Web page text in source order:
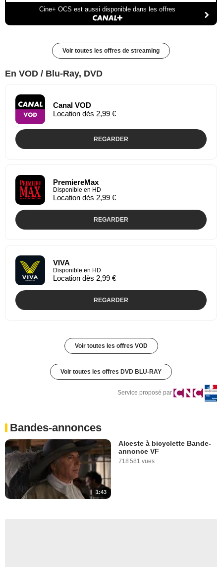
Cine+ OCS est aussi disponible dans les offres
Voir toutes les offres de streaming
En VOD / Blu-Ray, DVD
Canal VOD
Location dès 2,99 €
REGARDER
PremiereMax
Disponible en HD
Location dès 2,99 €
REGARDER
VIVA
Disponible en HD
Location dès 2,99 €
REGARDER
Voir toutes les offres VOD
Voir toutes les offres DVD BLU-RAY
Service proposé par
Bandes-annonces
1:43
Alceste à bicyclette Bande-
annonce VF
718 581 vues